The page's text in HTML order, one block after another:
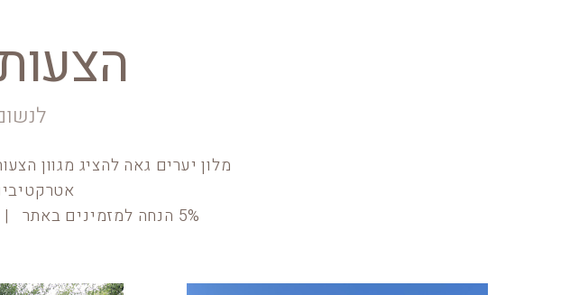
מלון יערים גאה להציג מגוון
5% הנחה למזמינים באתר | המחירים המוצגים הינם לאחר הנחה